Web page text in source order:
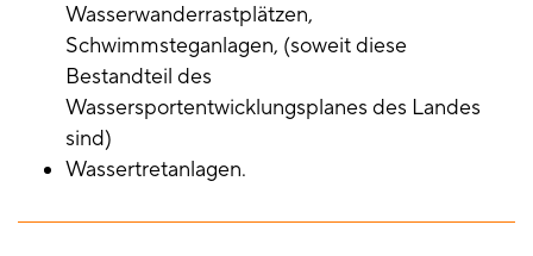
Wasserwanderrastplätzen,
Schwimmsteganlagen, (soweit diese
Bestandteil des
Wassersportentwicklungsplanes des Landes
sind)
Wassertretanlagen.